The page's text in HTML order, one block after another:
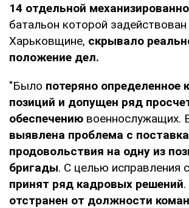
14 отдельной
батальон которой
Харьковщине, скрывало
положение дел.
"Было потеряно определенное
позиций и допущен ряд
обеспечению военнослужащих.
выявлена проблема с
продовольствия на одну из
бригады. С целью исправления
принят ряд кадровых решений
отстранен от должности